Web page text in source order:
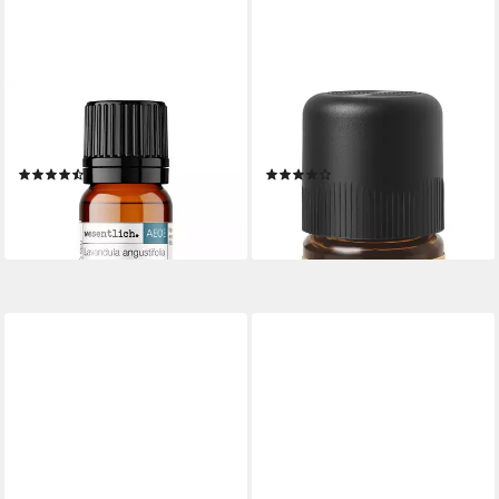
WESENTLICH.
Duftöl Lavendelöl 10ml -
ätherisches Öl
ab 9,95 €
lieferbar - in 5-6 Werktagen bei dir
PRIMAVERA LIFE GMBH
Duftöl ZITRONE kbA
ätherisches Öl 10 ml
lieferbar - in 3-4 Werktagen bei dir